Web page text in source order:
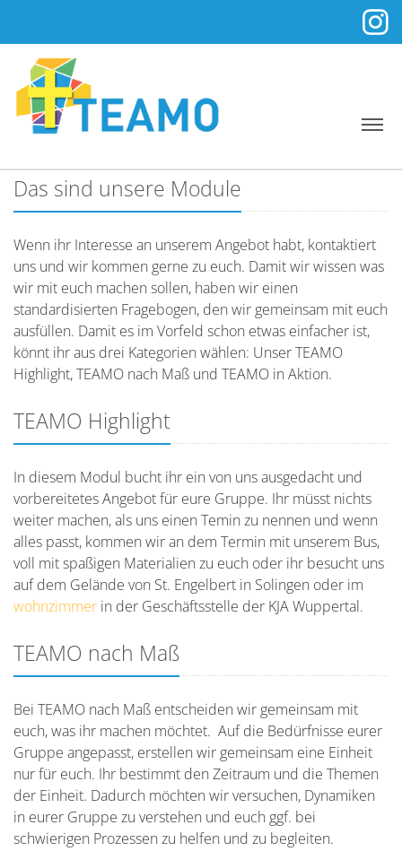
Das sind unsere Module
Wenn ihr Interesse an unserem Angebot habt, kontaktiert
uns und wir kommen gerne zu euch. Damit wir wissen was
wir mit euch machen sollen, haben wir einen
standardisierten Fragebogen, den wir gemeinsam mit euch
ausfüllen. Damit es im Vorfeld schon etwas einfacher ist,
könnt ihr aus drei Kategorien wählen: Unser TEAMO
Highlight, TEAMO nach Maß und TEAMO in Aktion.
TEAMO Highlight
In diesem Modul bucht ihr ein von uns ausgedacht und
vorbereitetes Angebot für eure Gruppe. Ihr müsst nichts
weiter machen, als uns einen Temin zu nennen und wenn
alles passt, kommen wir an dem Termin mit unserem Bus,
voll mit spaßigen Materialien zu euch oder ihr besucht uns
auf dem Gelände von St. Engelbert in Solingen oder im
wohnzimmer in der Geschäftsstelle der KJA Wuppertal.
TEAMO nach Maß
Bei TEAMO nach Maß entscheiden wir gemeinsam mit
euch, was ihr machen möchtet. Auf die Bedürfnisse eurer
Gruppe angepasst, erstellen wir gemeinsam eine Einheit
nur für euch. Ihr bestimmt den Zeitraum und die Themen
der Einheit. Dadurch möchten wir versuchen, Dynamiken
in eurer Gruppe zu verstehen und euch ggf. bei
schwierigen Prozessen zu helfen und zu begleiten.